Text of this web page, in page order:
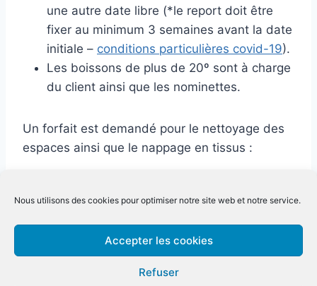
Nous utilisons des cookies pour optimiser notre site web et notre service.
Accepter les cookies
Refuser
une autre date libre (*le report doit être
fixer au minimum 3 semaines avant la date
initiale – conditions particulières covid-19).
Les boissons de plus de 20º sont à charge
du client ainsi que les nominettes.
Un forfait est demandé pour le nettoyage des
espaces ainsi que le nappage en tissus :
Grande salle : 250€
Jardin et terrasse : 100€
Si vous souhaitez vous occuper de l´animation,